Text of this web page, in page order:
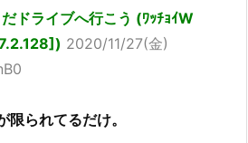
ドライブへ行こう (ﾜｯﾁｮｲW
2020/11/27(金)
られてるだけ。